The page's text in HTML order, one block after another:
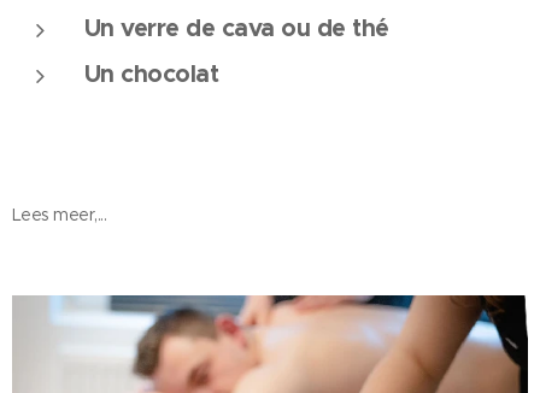
Un verre de cava ou de thé
Un chocolat
Lees meer,...